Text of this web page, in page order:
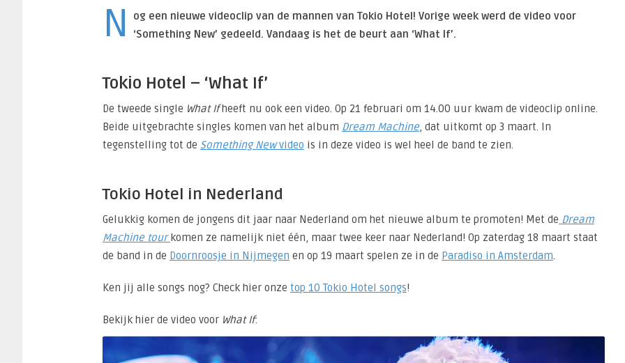
N
og een nieuwe videoclip van de mannen van Tokio Hotel! Vorige week werd de video voor
‘Something New’ gedeeld. Vandaag is het de beurt aan ‘What If’.
Tokio Hotel – ‘What If’
De tweede single What Ifheeft nu ook een video. Op 21 februari om 14.00 uur kwam de videoclip online.
Beide uitgebrachte singles komen van het album Dream Machine, dat uitkomt op 3 maart. In
tegenstelling tot de Something Newvideo is in deze video is wel heel de band te zien.
Tokio Hotel in Nederland
Gelukkig komen de jongens dit jaar naar Nederland om het nieuwe album te promoten! Met de Dream
Machine tour komen ze namelijk niet één, maar twee keer naar Nederland! Op zaterdag 18 maart staat
de band in de Doornroosje in Nijmegen en op 19 maart spelen ze in de Paradiso in Amsterdam.
Ken jij alle songs nog? Check hier onze top 10 Tokio Hotel songs!
Bekijk hier de video voor What If: